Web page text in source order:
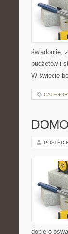
świadomie,
budżetów i
W świecie
POSTED
dopiero